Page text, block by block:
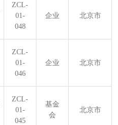
ZCL-
01-
048
企业 北京市
ZCL-
01-
046
企业 北京市
ZCL-
01-
045
基金
会
北京市